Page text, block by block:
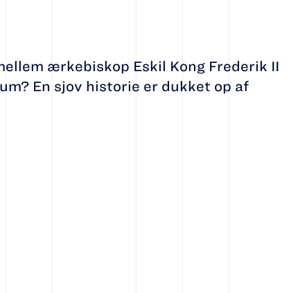
ærkebiskop Eskil Kong Frederik II
En sjov historie er dukket op af